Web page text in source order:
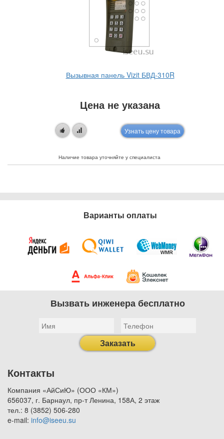
Вызывная панель Vizit БВД-310R
Цена не указана
Узнать цену товара
Наличие товара уточняйте у специалиста
Варианты оплаты
Вызвать инженера бесплатно
Заказать
Контакты
Компания «АйСиЮ» (ООО «КМ»)
656037, г. Барнаул, пр-т Ленина, 158А, 2 этаж
тел.: 8 (3852) 506-280
e-mail: info@iseeu.su